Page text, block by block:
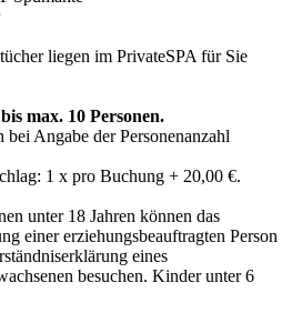
liegen im PrivateSPA für Sie
max. 10 Personen.
bei Angabe der Personenanzahl
1 x pro Buchung + 20,00 €.
unter 18 Jahren können das
einer erziehungsbeauftragten Person
eines
besuchen. Kinder unter 6